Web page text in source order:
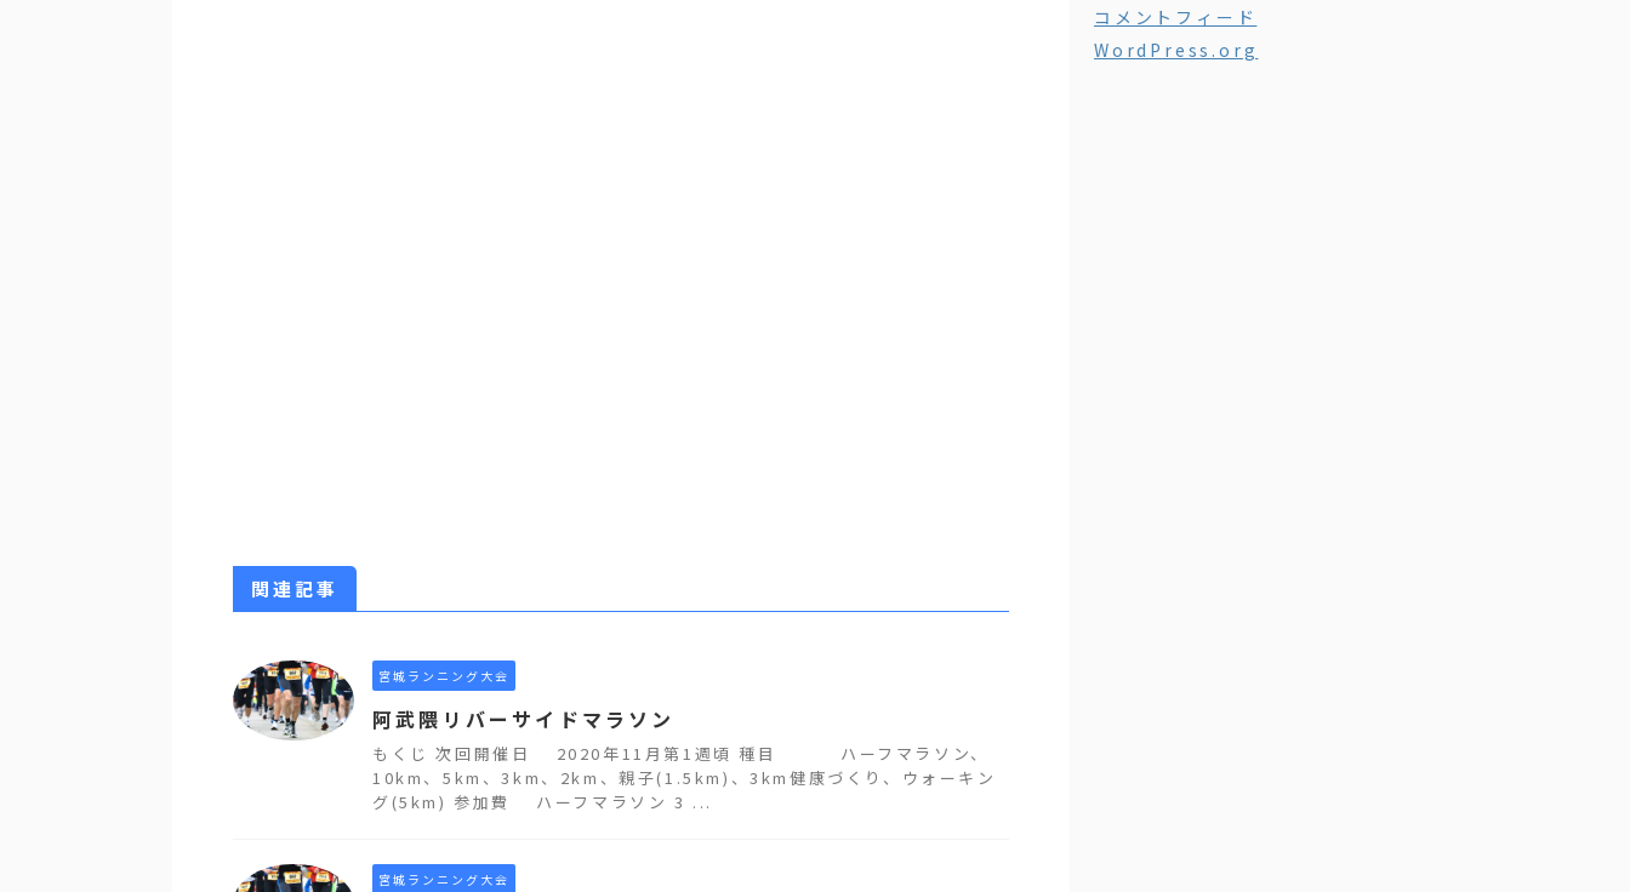
関連記事
宮城ランニング大会
阿武隈リバーサイドマラソン
もくじ 次回開催日 2020年11月第1週頃 種目 ハーフマラソン、
10km、5km、3km、2km、親子(1.5km)、3km健康づくり、ウォーキン
グ(5km) 参加費 ハーフマラソン 3 ...
宮城ランニング大会
コメントフィード
WordPress.org